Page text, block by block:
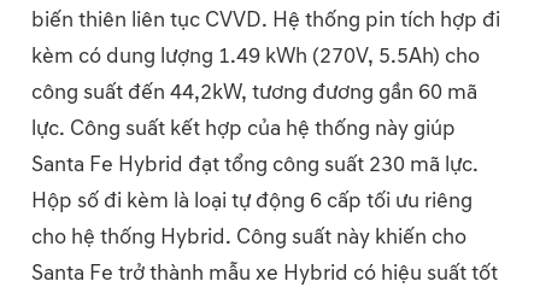
biến thiên liên tục CVVD. Hệ thống pin tích hợp đi
kèm có dung lượng 1.49 kWh (270V, 5.5Ah) cho
công suất đến 44,2kW, tương đương gần 60 mã
lực. Công suất kết hợp của hệ thống này giúp
Santa Fe Hybrid đạt tổng công suất 230 mã lực.
Hộp số đi kèm là loại tự động 6 cấp tối ưu riêng
cho hệ thống Hybrid. Công suất này khiến cho
Santa Fe trở thành mẫu xe Hybrid có hiệu suất tốt